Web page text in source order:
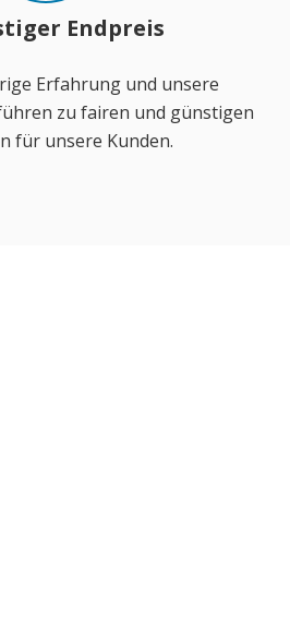
Endpreis
Erfahrung und unsere
zu fairen und günstigen
für unsere Kunden.